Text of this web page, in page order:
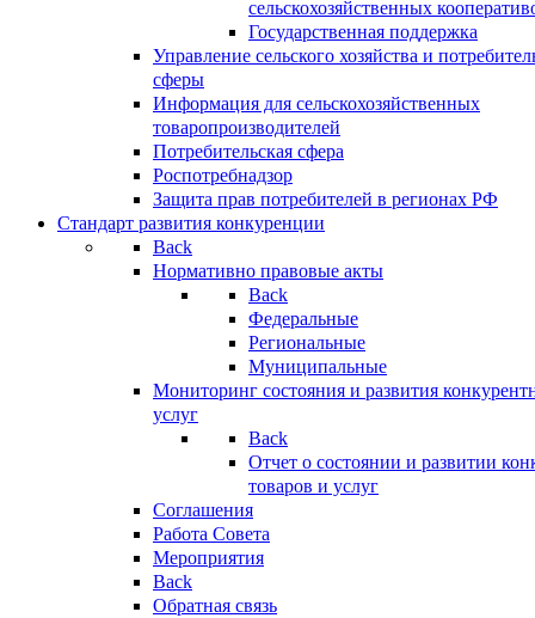
сельскохозяйственных
Государственная поддержка
Управление сельского хозяйства и
сферы
Информация для сельскохозяйственных
товаропроизводителей
Потребительская сфера
Роспотребнадзор
Защита прав потребителей в регионах РФ
Стандарт развития конкуренции
Back
Нормативно правовые акты
Back
Федеральные
Региональные
Муниципальные
Мониторинг состояния и развития
услуг
Back
Отчет о состоянии и развитии
товаров и услуг
Соглашения
Работа Совета
Мероприятия
Back
Обратная связь